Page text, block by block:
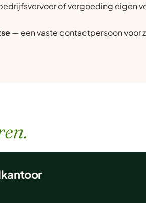
of vergoeding eigen
— een vaste contactpersoon voor